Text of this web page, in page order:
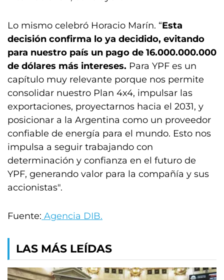
Lo mismo celebró Horacio Marín. “Esta
decisión confirma lo ya decidido, evitando
para nuestro país un pago de 16.000.000.000
de dólares más intereses. Para YPF es un
capítulo muy relevante porque nos permite
consolidar nuestro Plan 4x4, impulsar las
exportaciones, proyectarnos hacia el 2031, y
posicionar a la Argentina como un proveedor
confiable de energía para el mundo. Esto nos
impulsa a seguir trabajando con
determinación y confianza en el futuro de
YPF, generando valor para la compañía y sus
accionistas".
Fuente: Agencia DIB.
LAS MÁS LEÍDAS